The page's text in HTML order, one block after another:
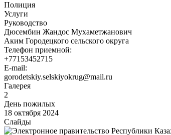
Полиция
Услуги
Руководство
Дюсембин Жандос Мухаметжанович
Аким Городецкого сельского округа
Телефон приемной:
+77153452715
E-mail:
gorodetskiy.selskiyokrug@mail.ru
Галерея
2
День пожилых
18 октября 2024
Слайды